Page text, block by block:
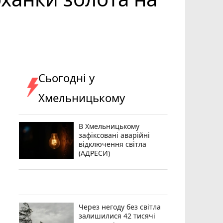
Сьогодні у
Хмельницькому
В Хмельницькому
зафіксовані аварійні
відключення світла
(АДРЕСИ)
Через негоду без світла
залишилися 42 тисячі